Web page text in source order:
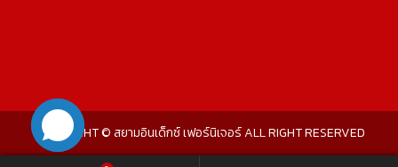
COPYRIGHT © สยามอินเด็กซ์ เฟอร์นิเจอร์ ALL RIGHT RESERVED